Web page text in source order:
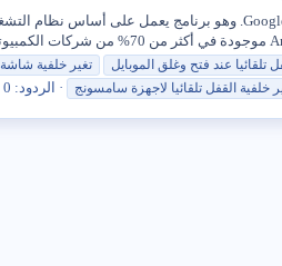
تلقائيا عند فتح وغلق الموبايل تغير خلفية شاشة
خلفية القفل تلقائيا لاجهزة سامسونج الردود: 0